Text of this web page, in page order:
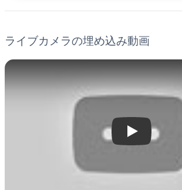
ライブカメラの埋め込み動画
Play